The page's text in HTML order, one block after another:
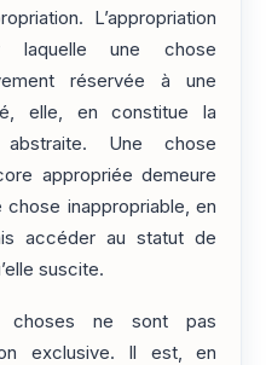
L’appropriation
laquelle une chose
réservée à une
elle, en constitue la
Une chose
appropriée demeure
inappropriable, en
accéder au statut de
suscite.
choses ne sont pas
exclusive. Il est, en